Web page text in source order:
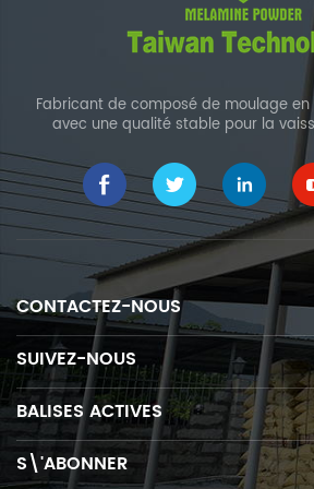
Fabricant de composé de moulage en
avec une qualité stable pour la
CONTACTEZ-NOUS
SUIVEZ-NOUS
BALISES ACTIVES
S\'ABONNER